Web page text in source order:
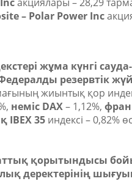
– Polar Power Inc
жұма күнгі
резервтік
жиынтық қор
неміс DAX– 1,12%,
IBEX 35 индексі – 0,82%
қорытындысы
деректерінің